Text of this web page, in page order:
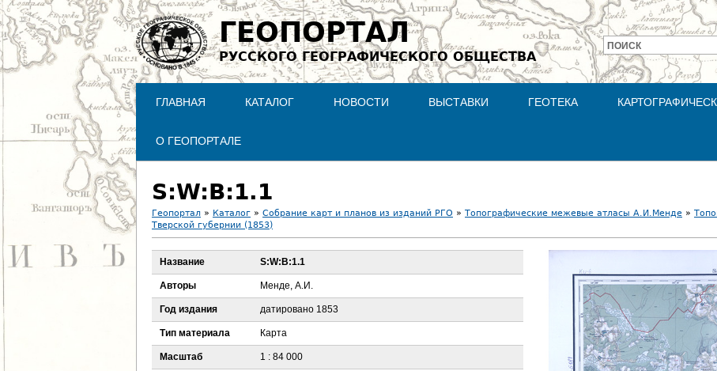
Jump to navigation
ГЕОПОРТАЛ
РУССКОГО ГЕОГРАФИЧЕСКОГО ОБЩЕСТВА
Форма
поиска
ПОИСК
ГЛАВНАЯ КАТАЛОГ НОВОСТИ ВЫСТАВКИ ГЕОТЕКА
О ГЕОПОРТАЛЕ
S:W:B:1.1
В
ы
з
д
е
Геопортал » Каталог » Собрание карт и планов из изданий РГО » Топографические межевые атласы А.И.Менде »
Тверской губернии (1853)
Название S:W:B:1.1
Авторы Менде, А.И.
Год издания датировано 1853
Тип материала Карта
Масштаб 1 : 84 000